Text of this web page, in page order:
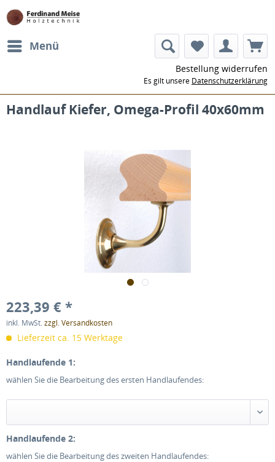
Menü
Bestellung widerrufen
Es gilt unsere Datenschutzerklärung
Handlauf Kiefer, Omega-Profil 40x60mm
223,39 € *
inkl. MwSt.zzgl. Versandkosten
Lieferzeit ca. 15 Werktage
Handlaufende 1:
wählen Sie die Bearbeitung des ersten Handlaufendes:
Handlaufende 2:
wählen Sie die Bearbeitung des zweiten Handlaufendes: